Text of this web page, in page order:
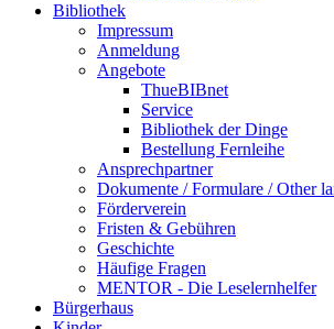
Bibliothek
Impressum
Anmeldung
Angebote
ThueBIBnet
Service
Bibliothek der Dinge
Bestellung Fernleihe
Ansprechpartner
Dokumente / Formulare / Other
Förderverein
Fristen & Gebühren
Geschichte
Häufige Fragen
MENTOR - Die Leselernhelfer
Bürgerhaus